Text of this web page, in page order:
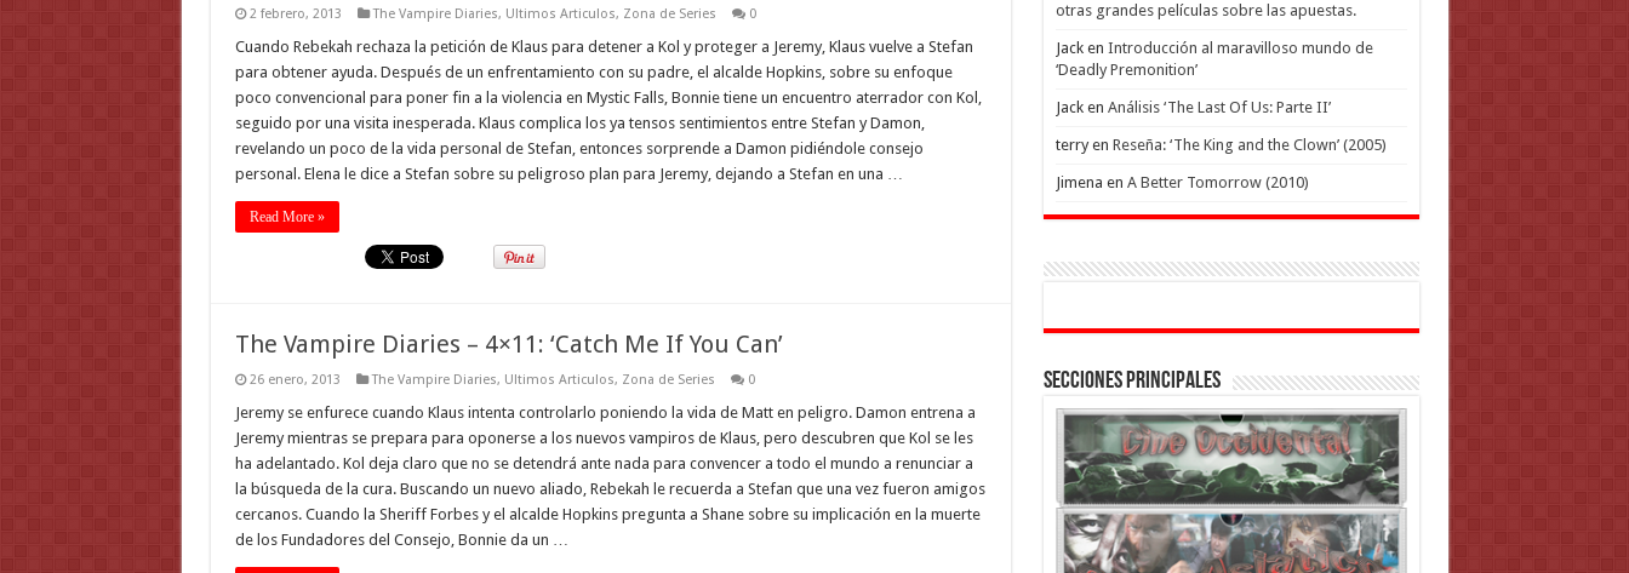
2 febrero, 2013 The Vampire Diaries, Ultimos Articulos, Zona de Series 0
Cuando Rebekah rechaza la petición de Klaus para detener a Kol y proteger a Jeremy, Klaus vuelve a Stefan
para obtener ayuda. Después de un enfrentamiento con su padre, el alcalde Hopkins, sobre su enfoque
poco convencional para poner fin a la violencia en Mystic Falls, Bonnie tiene un encuentro aterrador con Kol,
seguido por una visita inesperada. Klaus complica los ya tensos sentimientos entre Stefan y Damon,
revelando un poco de la vida personal de Stefan, entonces sorprende a Damon pidiéndole consejo
personal. Elena le dice a Stefan sobre su peligroso plan para Jeremy, dejando a Stefan en una …
Read More »
The Vampire Diaries – 4×11: ‘Catch Me If You Can’
26 enero, 2013 The Vampire Diaries, Ultimos Articulos, Zona de Series 0
Jeremy se enfurece cuando Klaus intenta controlarlo poniendo la vida de Matt en peligro. Damon entrena a
Jeremy mientras se prepara para oponerse a los nuevos vampiros de Klaus, pero descubren que Kol se les
ha adelantado. Kol deja claro que no se detendrá ante nada para convencer a todo el mundo a renunciar a
la búsqueda de la cura. Buscando un nuevo aliado, Rebekah le recuerda a Stefan que una vez fueron amigos
cercanos. Cuando la Sheriff Forbes y el alcalde Hopkins pregunta a Shane sobre su implicación en la muerte
de los Fundadores del Consejo, Bonnie da un …
otras grandes películas sobre las apuestas.
Jacken Introducción al maravilloso mundo de
‘Deadly Premonition’
Jacken Análisis ‘The Last Of Us: Parte II’
terryen Reseña: ‘The King and the Clown’ (2005)
Jimena en A Better Tomorrow (2010)
Secciones Principales